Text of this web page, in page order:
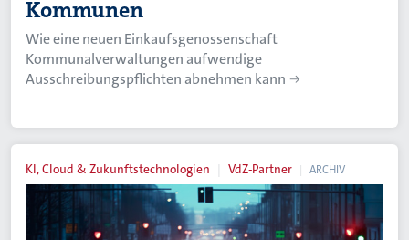
Kommunen
Wie eine neuen Einkaufsgenossenschaft
Kommunalverwaltungen aufwendige
Ausschreibungspflichten abnehmen kann
KI, Cloud & Zukunftstechnologien VdZ-Partner ARCHIV